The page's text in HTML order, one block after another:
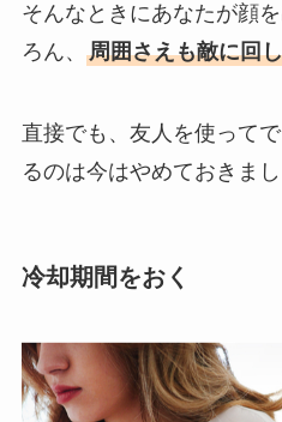
そんなときにあなたが顔
ろん、 周囲さえも敵に回
直接でも、友人を使って
るのは今はやめておきまし
冷却期間をおく